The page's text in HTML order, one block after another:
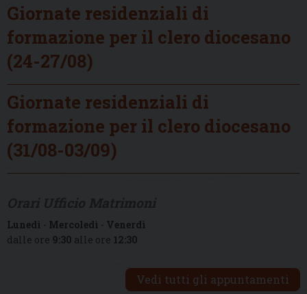
Giornate residenziali di
formazione per il clero diocesano
(24-27/08)
Giornate residenziali di
formazione per il clero diocesano
(31/08-03/09)
Lunedì - Mercoledì - Venerdì
dalle ore 9:30 alle ore 12:30
Vedi tutti gli appuntamenti